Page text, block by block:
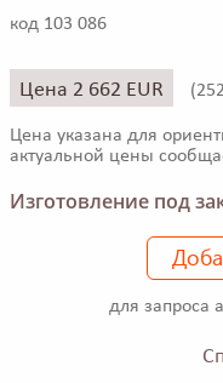
код 103 086
Цена 2 662 EUR (
Цена указана для
актуальной цены
Изготовление под
для запроса